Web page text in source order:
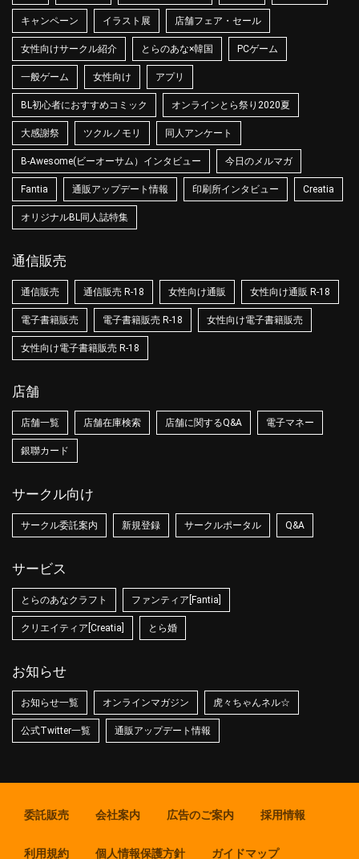
キャンペーン イラスト展 店舗フェア・セール
女性向けサークル紹介 とらのあな×韓国 PCゲーム
一般ゲーム 女性向け アプリ
BL初心者におすすめコミック オンラインとら祭り2020夏
大感謝祭 ツクルノモリ 同人アンケート
B-Awesome(ビーオーサム）インタビュー 今日のメルマガ
Fantia 通販アップデート情報 印刷所インタビュー Creatia
オリジナルBL同人誌特集
通信販売
通信販売 通信販売 R-18 女性向け通販 女性向け通販 R-18
電子書籍販売 電子書籍販売 R-18 女性向け電子書籍販売
女性向け電子書籍販売 R-18
店舗
店舗一覧 店舗在庫検索 店舗に関するQ&A 電子マネー
銀聯カード
サークル向け
サークル委託案内 新規登録 サークルポータル Q&A
サービス
とらのあなクラフト ファンティア[Fantia]
クリエイティア[Creatia] とら婚
お知らせ
お知らせ一覧 オンラインマガジン 虎々ちゃんネル☆
公式Twitter一覧 通販アップデート情報
委託販売 会社案内 広告のご案内 採用情報
利用規約 個人情報保護方針 ガイドマップ